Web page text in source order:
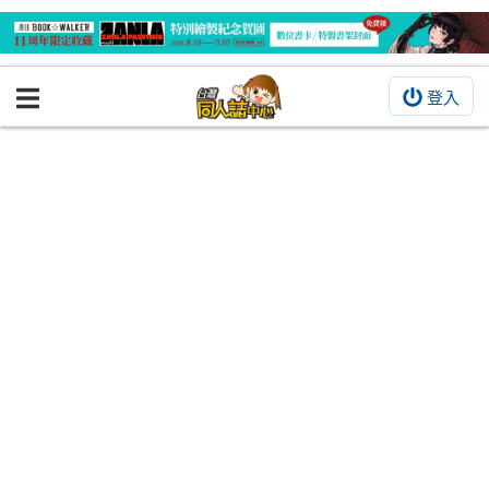
登入
BOOKY書集倉庫